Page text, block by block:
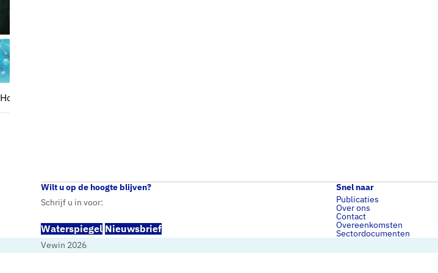
Home
Wilt u op de hoogte blijven?
Schrijf u in voor:
Waterspiegel Nieuwsbrief
Snel naar
Publicaties
Over ons
Contact
Overeenkomsten
Sectordocumenten
Vewin 2026